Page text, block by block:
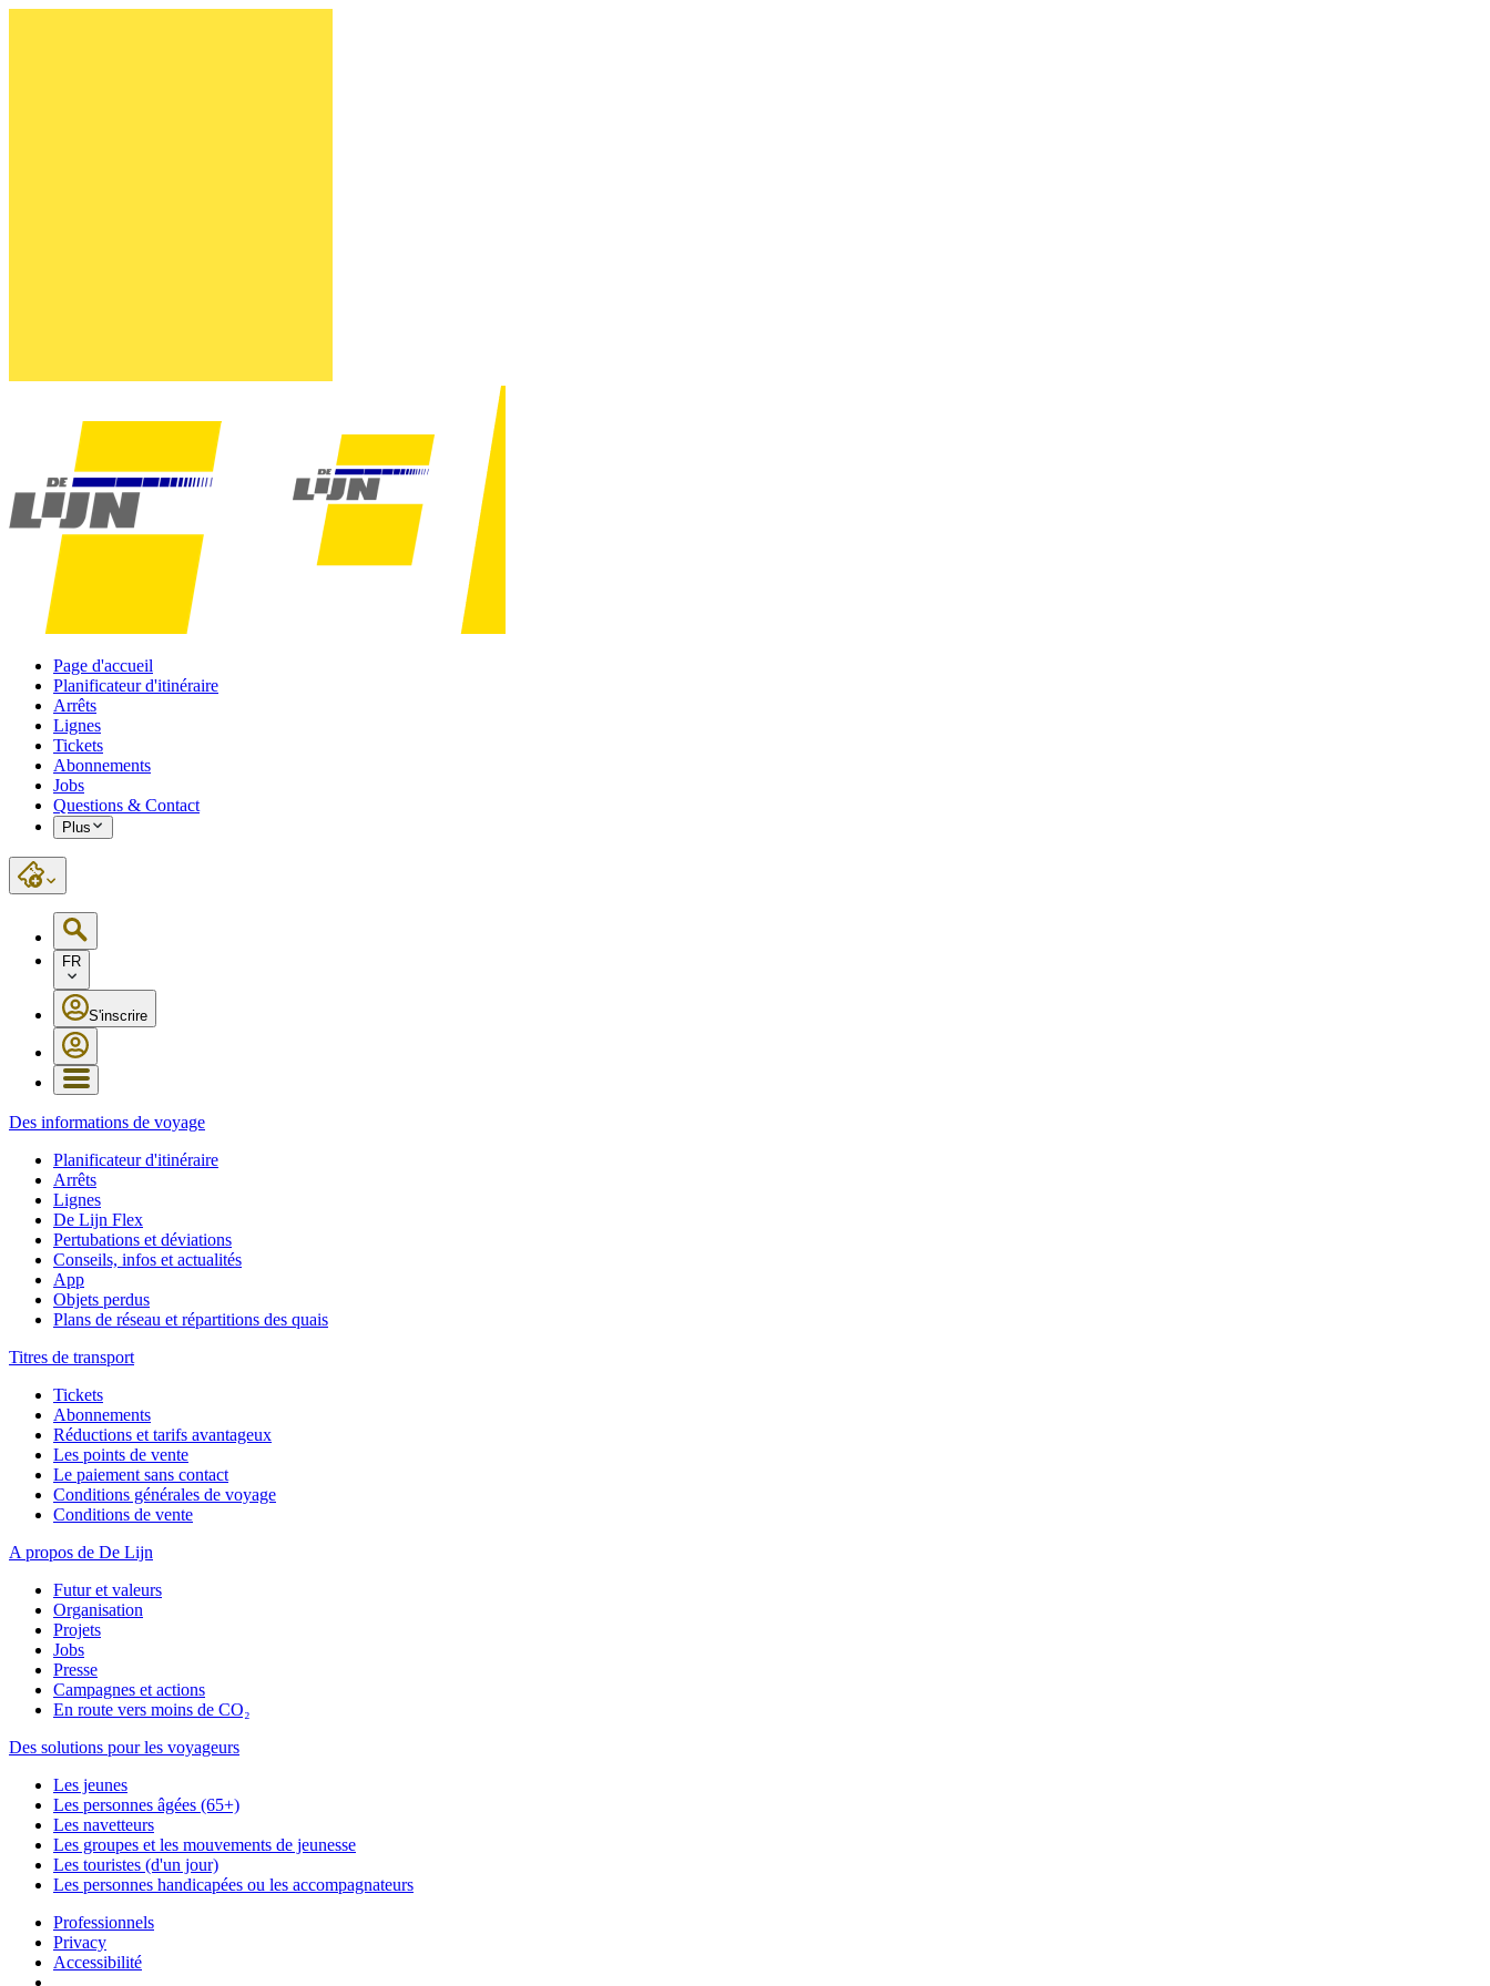
Page d'accueil
Planificateur d'itinéraire
Arrêts
Lignes
Tickets
Abonnements
Jobs
Questions & Contact
Plus
FR
S'inscrire
Des informations de voyage
Planificateur d'itinéraire
Arrêts
Lignes
De Lijn Flex
Pertubations et déviations
Conseils, infos et actualités
App
Objets perdus
Plans de réseau et répartitions des quais
Titres de transport
Tickets
Abonnements
Réductions et tarifs avantageux
Les points de vente
Le paiement sans contact
Conditions générales de voyage
Conditions de vente
A propos de De Lijn
Futur et valeurs
Organisation
Projets
Jobs
Presse
Campagnes et actions
En route vers moins de CO₂
Des solutions pour les voyageurs
Les jeunes
Les personnes âgées (65+)
Les navetteurs
Les groupes et les mouvements de jeunesse
Les touristes (d'un jour)
Les personnes handicapées ou les accompagnateurs
Professionnels
Privacy
Accessibilité